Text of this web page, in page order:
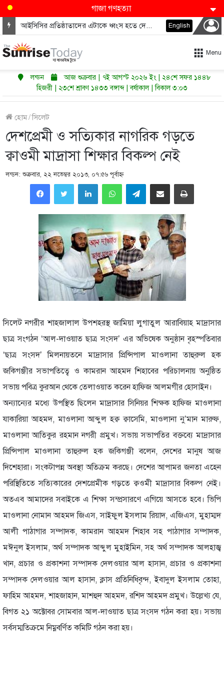
গাজা গণহত্যা
আইসিসির প্রতিষ্ঠাতাদের এটাকে ধ্বংস হতে দেওয়া উচিত নয় English
Menu
লন্ডন
আজ শুক্রবার | ৭ই আগস্ট ২০২৬ ইং | ২৪শে সফর ১৪৪৮
হিজরী | ২৩শে শ্রাবণ ১৪৩৩ বঙ্গাব্দ | বর্ষাকাল | বিকাল ৩:০৩
হোম/সিলেট
দেশপ্রেমী ও সত্যিকার নাগরিক গড়তে
ক্বাওমী মাদ্রাসা শিক্ষার বিকল্প নেই
লন্ডন: শুক্রবার, ২২ নভেম্বর ২০১৩, ০৭:৫৬ পূর্বাহ্ণ
LinkedInWhatsAppTelegramShare via Email Print
সিলেট নগরীর শাহজালাল উপশহরস্থ জামিয়া লুগাতুল আরাবিয়াহ মাদ্রাসার
ছাত্র সংগঠন ‘আল-দাওয়াত ছাত্র সংসদ’ এর অভিষেক অনুষ্ঠান বৃহস্পতিবার
‘ছাত্র সংসদ’ মিলনায়তনে মাদ্রাসার প্রিন্সিপাল মাওলানা তাহুরুল হক
জকিগঞ্জীর সভাপতিত্বে ও কামরান আহমদ শিহাবের পরিচালনায় অনুষ্ঠিত
সভায় পবিত্র কুরআন থেকে তেলাওয়াত করেন হাফিজ আলমগীর হোসাইন।
অন্যান্যের মধ্যে উপস্থিত ছিলেন মাদ্রাসার সিনিয়র শিক্ষক হাফিজ মাওলানা
যাকারিয়া আহমদ, মাওলানা আব্দুল হক্ব ক্বাসেমি, মাওলানা নু’মান মারুফ,
মাওলানা আতিকুর রহমান নগরী প্রমুখ। সভায় সভাপতির বক্তব্যে মাদ্রাসার
প্রিন্সিপাল মাওলানা তাহুরুল হক জকিগঞ্জী বলেন, দেশের মানুষ আজ
দিশেহারা। সংকটাপন্ন অবস্থা অতিক্রম করছে। দেশের আপামর জনতা এহেন
পরিস্থিতিতে সত্যিকারের দেশপ্রেমীক গড়তে ক্বওমী মাদ্রাসার বিকল্প নেই।
অতএব আমাদের সবাইকে এ শিক্ষা সম্প্রসারণে এগিয়ে আসতে হবে। ভিপি
মাওলানা নোমান আহমদ জিএস, সাইফুল ইসলাম রিয়াদ, এজিএস, মুহাম্মদ
আলী পাঠাগার সম্পাদক, কামরান আহমদ শিহাব সহ পাঠাগার সম্পাদক,
মঈনুল ইসলাম, অর্থ সম্পাদক আব্দুল মুহাইমিন, সহ অর্থ সম্পাদক আলহাজ্ব
খান, প্রচার ও প্রকাশনা সম্পাদক দেলওয়ার আল হাসান, প্রচার ও প্রকাশনা
সম্পাদক দেলওয়ার আল হাসান, ক্লাস প্রতিনিধিবৃন্দ, ইবাদুল ইসলাম তোহা,
ফাহিম আহমদ, শাহজাহান, মাশহুদ আহমদ, রশিদ আহমদ প্রমুখ। উল্লেখ্য যে,
বিগত ২১ অক্টোবর সোমবার আল-দাওয়াত ছাত্র সংসদ গঠন করা হয়। সভায়
সর্বসম্মতিক্রমে নিম্নবর্ণিত কমিটি গঠন করা হয়।